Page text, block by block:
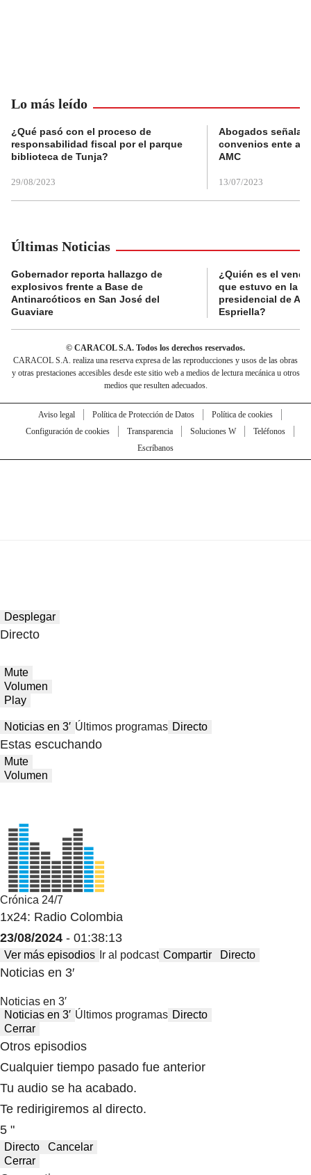
Lo más leído
¿Qué pasó con el proceso de
responsabilidad fiscal por el parque
biblioteca de Tunja?
29/08/2023
Abogados
convenios ente
AMC
13/07/2023
Últimas Noticias
Gobernador reporta hallazgo de
explosivos frente a Base de
Antinarcóticos en San José del
Guaviare
¿Quién es el
que estuvo en la
presidencial de
Espriella?
© CARACOL S.A. Todos los derechos reservados.
CARACOL S.A. realiza una reserva expresa de las reproducciones y usos de las obras
y otras prestaciones accesibles desde este sitio web a medios de lectura mecánica u otros
medios que resulten adecuados.
Aviso legal Política de Protección de Datos
Política de cookies
Configuración de cookies
Transparencia Soluciones W
Teléfonos
Escríbanos
Desplegar
Directo
Mute
Volumen
Play
Noticias en 3′ Últimos programas Directo
Estas escuchando
Mute
Volumen
Crónica 24/7
1x24: Radio Colombia
23/08/2024 - 01:38:13
Ver más episodios Ir al podcast Compartir Directo
Noticias en 3′
Noticias en 3′
Noticias en 3′ Últimos programas Directo
Cerrar
Otros episodios
Cualquier tiempo pasado fue anterior
Tu audio se ha acabado.
Te redirigiremos al directo.
5 "
Directo
Cancelar
Cerrar